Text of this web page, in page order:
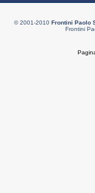
© 2001-2010 Frontini Paolo
Frontini